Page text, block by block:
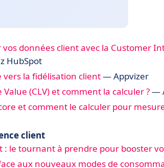
données client avec la Customer
HubSpot
vers la fidélisation client— Appvizer
(CLV) et comment la calculer ?—
et comment le calculer pour
client
: le tournant à prendre pour booster
aux nouveaux modes de